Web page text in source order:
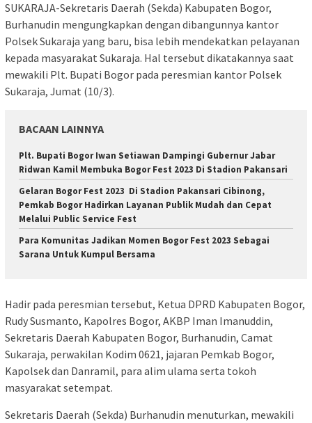
SUKARAJA-Sekretaris Daerah (Sekda) Kabupaten Bogor,
Burhanudin mengungkapkan dengan dibangunnya kantor
Polsek Sukaraja yang baru, bisa lebih mendekatkan pelayanan
kepada masyarakat Sukaraja. Hal tersebut dikatakannya saat
mewakili Plt. Bupati Bogor pada peresmian kantor Polsek
Sukaraja, Jumat (10/3).
BACAAN LAINNYA
Plt. Bupati Bogor Iwan Setiawan Dampingi Gubernur Jabar
Ridwan Kamil Membuka Bogor Fest 2023 Di Stadion Pakansari
Gelaran Bogor Fest 2023 Di Stadion Pakansari Cibinong,
Pemkab Bogor Hadirkan Layanan Publik Mudah dan Cepat
Melalui Public Service Fest
Para Komunitas Jadikan Momen Bogor Fest 2023 Sebagai
Sarana Untuk Kumpul Bersama
Hadir pada peresmian tersebut, Ketua DPRD Kabupaten Bogor,
Rudy Susmanto, Kapolres Bogor, AKBP Iman Imanuddin,
Sekretaris Daerah Kabupaten Bogor, Burhanudin, Camat
Sukaraja, perwakilan Kodim 0621, jajaran Pemkab Bogor,
Kapolsek dan Danramil, para alim ulama serta tokoh
masyarakat setempat.
Sekretaris Daerah (Sekda) Burhanudin menuturkan, mewakili